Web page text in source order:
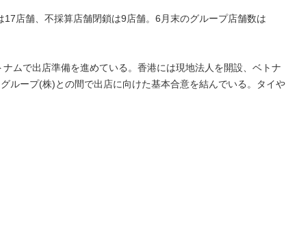
店舗、不採算店舗閉鎖は9店舗。6月末のグループ店舗数は
ムで出店準備を進めている。香港には現地法人を開設、ベトナ
ループ(株)との間で出店に向けた基本合意を結んでいる。タイや